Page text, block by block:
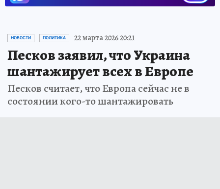
НОВОСТИ ПОЛИТИКА 22 марта 2026 20:21
Песков заявил, что Украина
шантажирует всех в Европе
Песков считает, что Европа сейчас не в
состоянии кого-то шантажировать